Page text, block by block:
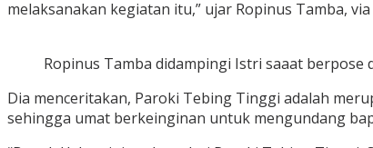
melaksanakan kegiatan itu,” ujar Ropinus Tamba,
Ropinus Tamba didampingi Istri saaat berpose
Dia menceritakan, Paroki Tebing Tinggi adalah
sehingga umat berkeinginan untuk mengundang